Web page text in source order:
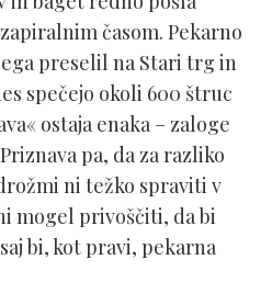
časom. Pekarno
preselil na Stari trg in
spečejo okoli 600 štruc
ostaja enaka – zaloge
pa, da za razliko
ni težko spraviti v
mogel privoščiti, da bi
bi, kot pravi, pekarna